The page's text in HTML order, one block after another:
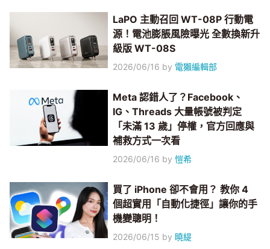
LaPO 主動召回 WT-08P 行動電
源！電池膨脹風險曝光 全數換新升
級版 WT-08S
2026/06/16 by 電獺編輯部
Meta 認錯人了？Facebook、
IG、Threads 大量帳號被判定
「未滿 13 歲」停權，官方回應與
補救方式一次看
2026/06/16 by愷希
買了 iPhone 卻不會用？ 教你 4
個超實用「自動化捷徑」讓你的手
機變聰明！
2026/06/15 by 曉緹